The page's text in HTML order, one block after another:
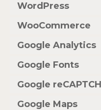
WordPress
WooCommerce
Google Analytics
Google Fonts
Google
Google Maps